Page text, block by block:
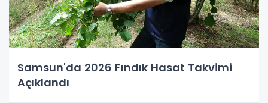
Samsun'da 2026 Fındık Hasat Takvimi
Açıklandı